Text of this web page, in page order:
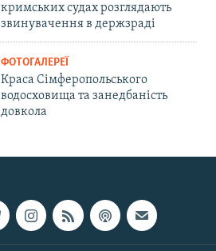
кримських судах розглядають
звинувачення в держзраді
ФОТОГАЛЕРЕЇ
Краса Сімферопольського
водосховища та занедбаність
довкола